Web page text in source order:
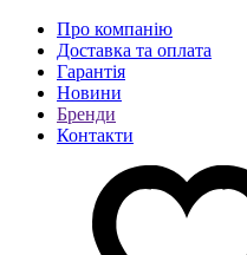
Про компанію
Доставка та оплата
Гарантія
Новини
Бренди
Контакти